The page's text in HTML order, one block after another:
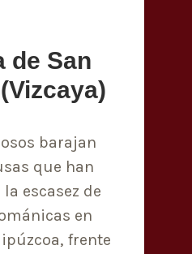
de San
barajan
que han
escasez de
en
frente